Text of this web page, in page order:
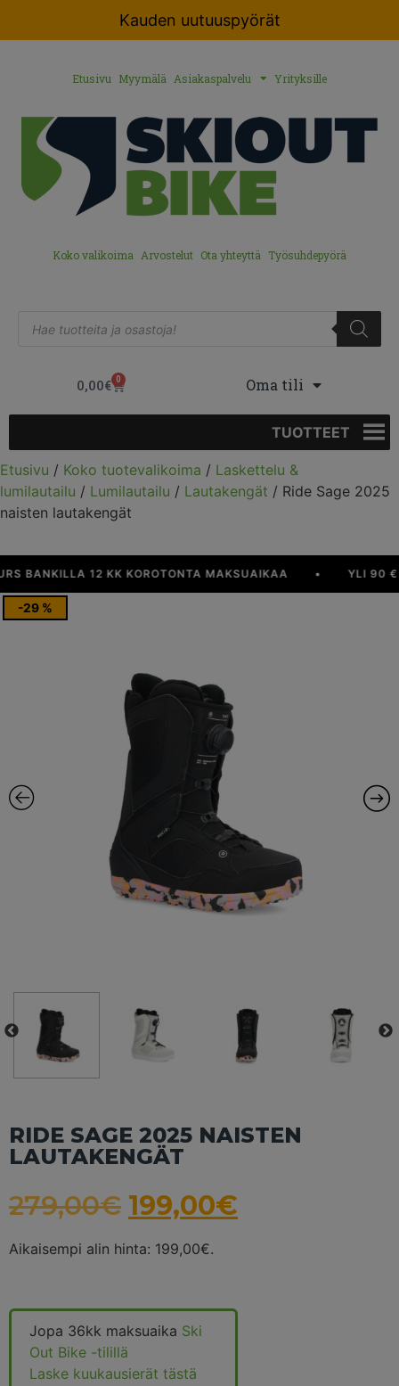
Kauden uutuuspyörät
Etusivu Myymälä Asiakaspalvelu Yrityksille
Koko valikoima Arvostelut Ota yhteyttä Työsuhdepyörä
0,00€ 0 Oma tili
TUOTTEET
Etusivu / Koko tuotevalikoima / Laskettelu &
lumilautailu / Lumilautailu / Lautakengät / Ride Sage 2025
naisten lautakengät
12 KK KOROTONTA MAKSUAIKAA • YLI 90 €
-29 %
RIDE SAGE 2025 NAISTEN
LAUTAKENGÄT
279,00€ 199,00€
Aikaisempi alin hinta: 199,00€.
Jopa 36kk maksuaika Ski
Out Bike -tilillä
Laske kuukausierät tästä